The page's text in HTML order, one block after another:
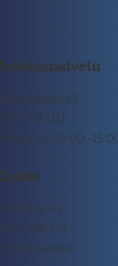
tuki@rockway.fi
klo 09:00 -
7731 1111
Oy
Lemuntie 3-5
Helsinki